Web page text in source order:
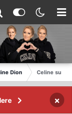
Dion Celine su
×